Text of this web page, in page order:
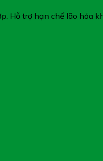
Hỗ trợ hạn chế lão hóa